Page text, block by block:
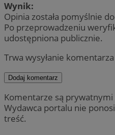
Wynik:
Opinia została pomyślnie
Po przeprowadzeniu
udostępniona publicznie.
Trwa wysyłanie
Dodaj komentarz
Komentarze są
Wydawca portalu nie
treść.